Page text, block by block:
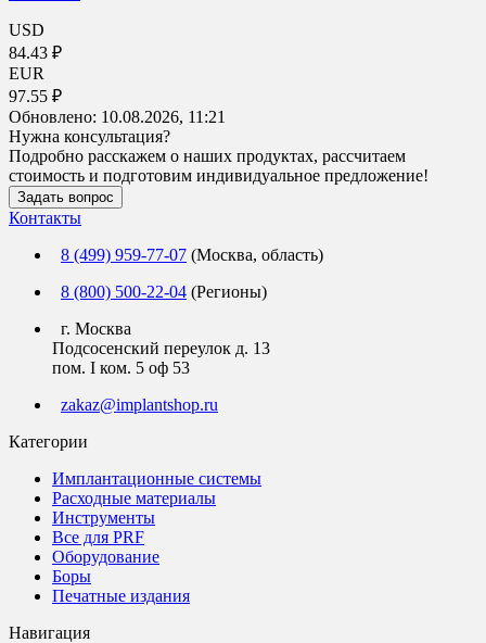
USD
84.43 ₽
EUR
97.55 ₽
Обновлено: 10.08.2026, 11:21
Нужна консультация?
Подробно расскажем о наших продуктах, рассчитаем
стоимость и подготовим индивидуальное предложение!
Задать вопрос
Контакты
8 (499) 959-77-07 (Москва, область)
8 (800) 500-22-04 (Регионы)
г. Москва
Подсосенский переулок д. 13
пом. I ком. 5 оф 53
zakaz@implantshop.ru
Категории
Имплантационные системы
Расходные материалы
Инструменты
Все для PRF
Оборудование
Боры
Печатные издания
Навигация